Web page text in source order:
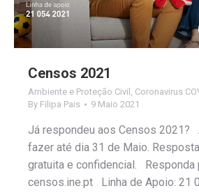
Censos 2021
Ambiente e Proteção Civil , Coronavirus
By Filipa Pais 9 Maio 2021
Já respondeu aos Censos 2021?
fazer até dia 31 de Maio.
gratuita e confidencial. Responda
censos.ine.pt Linha de Apoio: 21